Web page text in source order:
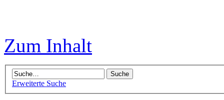
Zum Inhalt
Erweiterte Suche